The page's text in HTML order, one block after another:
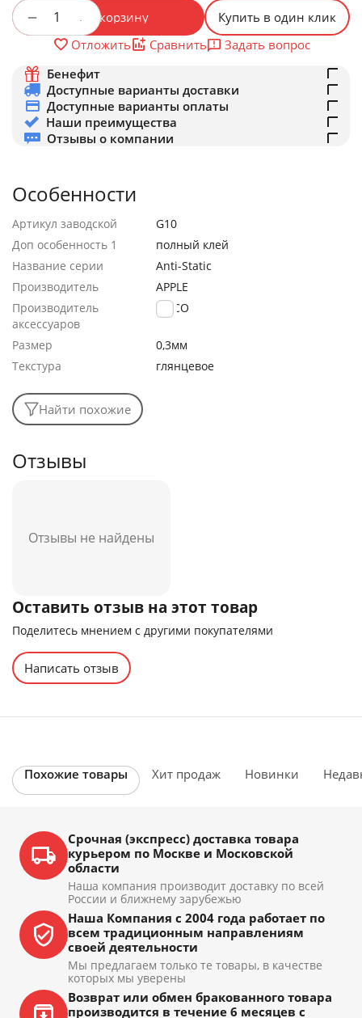
+
− В корзину
Купить в один клик
Отложить
Сравнить
Задать вопрос
Бенефит
Доступные варианты доставки
Доступные варианты оплаты
Наши преимущества
Отзывы о компании
Особенности
Артикул заводской
G10
Доп особенность 1
полный клей
Название серии
Anti-Static
Производитель
APPLE
Производитель
аксессуаров
HOCO
Размер
0,3мм
Текстура
глянцевое
Найти похожие
Отзывы
Отзывы не найдены
Оставить отзыв на этот товар
Поделитесь мнением с другими покупателями
Написать отзыв
Похожие товары Хит продаж Новинки
Срочная (экспресс) доставка товара
курьером по Москве и Московской
области
Наша компания производит доставку по всей
России и ближнему зарубежью
Наша Компания с 2004 года работает по
всем традиционным направлениям
своей деятельности
Мы предлагаем только те товары, в качестве
которых мы уверены
Возврат или обмен бракованного товара
производится в течение 6 месяцев с